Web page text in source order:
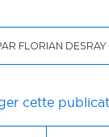
FLORIAN
cette